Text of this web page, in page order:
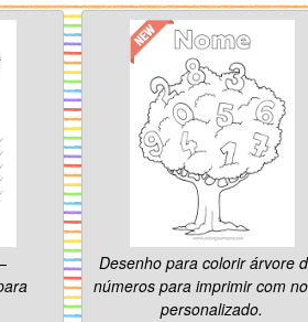
Desenho para colorir árvore
números para imprimir com
personalizado.